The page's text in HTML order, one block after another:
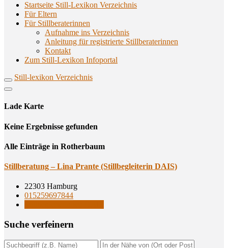
Startseite Still-Lexikon Verzeichnis
Für Eltern
Für Stillberaterinnen
Aufnahme ins Verzeichnis
Anlei­tung für regis­trier­te Stillberaterinnen
Kon­takt
Zum Still-Lexikon Infoportal
Still-lexikon Verzeichnis
Lade Karte
Кeine Ergebnisse gefunden
Alle Einträge in Rotherbaum
Still­be­ra­tung – Lina Pran­te (Still­be­glei­te­rin DAIS)
22303 Hamburg
015259697844
Suche ver­fei­nern